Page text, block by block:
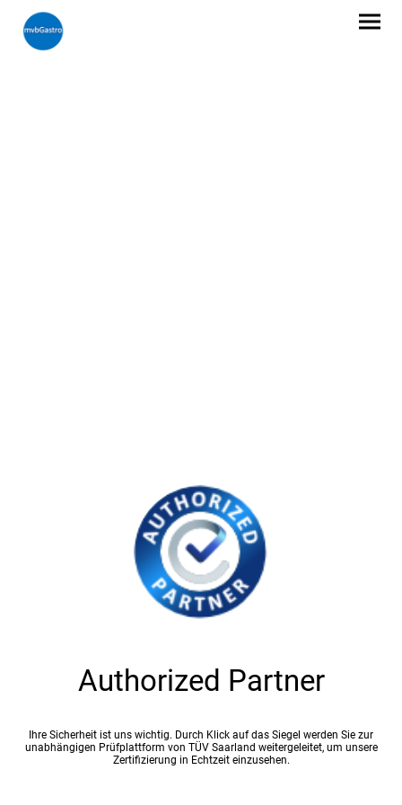
Authorized Partner
Ihre Sicherheit ist uns wichtig. Durch Klick auf das Siegel werden Sie zur
unabhängigen Prüfplattform von TÜV Saarland weitergeleitet, um unsere
Zertifizierung in Echtzeit einzusehen.